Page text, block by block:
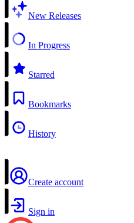
New Releases
In Progress
Starred
Bookmarks
History
Create account
Sign in